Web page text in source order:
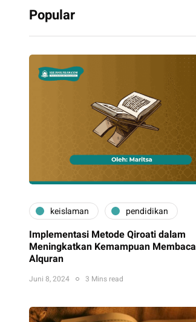
Popular
keislaman pendidikan
Implementasi Metode Qiroati dalam
Meningkatkan Kemampuan Membaca
Alquran
Juni 8, 2024 3 Mins read